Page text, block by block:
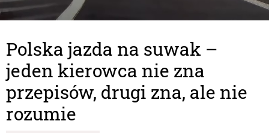
Polska jazda na suwak –
jeden kierowca nie zna
przepisów, drugi zna, ale nie
rozumie